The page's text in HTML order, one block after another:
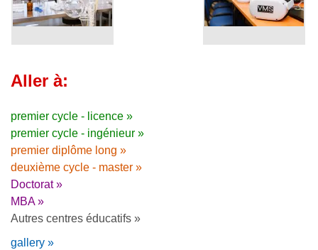
Aller à:
premier cycle - licence »
premier cycle - ingénieur »
premier diplôme long »
deuxième cycle - master »
Doctorat »
MBA »
Autres centres éducatifs »
gallery »